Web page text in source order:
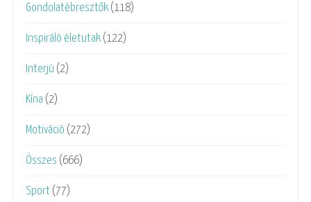
Gondolatébresztők (118)
Inspiráló életutak (122)
Interjú (2)
Kína (2)
Motiváció (272)
Összes (666)
Sport (77)